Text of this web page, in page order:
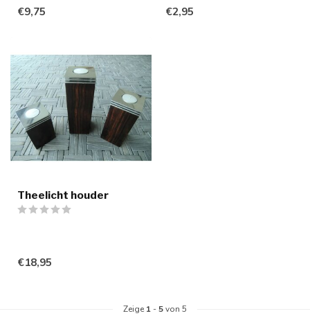
€9,75 €2,95
Theelicht houder
€18,95
Zeige 1 -5von 5